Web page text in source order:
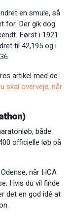
en smule, så
for. Der gik dog
Først i 1921
til 42,195 og i
artikel med de
skal overveje, når
både
officielle løb på
når HCA
Hvis du vil finde
det en god idé at